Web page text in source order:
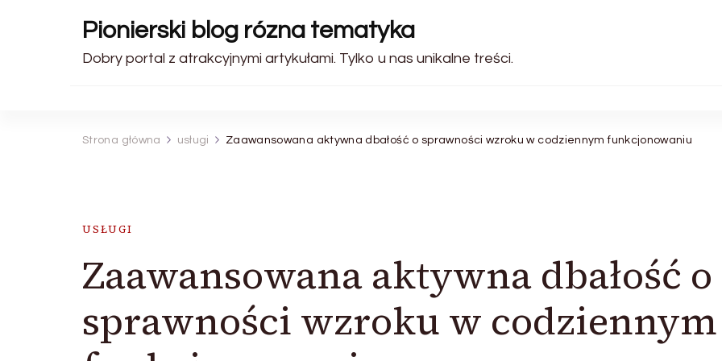
Pionierski blog rózna tematyka
Dobry portal z atrakcyjnymi artykułami. Tylko u nas unikalne treści.
Strona główna usługi Zaawansowana aktywna dbałość o sprawności wzroku w codziennym funkcjonowaniu
USŁUGI
Zaawansowana aktywna dbałość o
sprawności wzroku w codziennym